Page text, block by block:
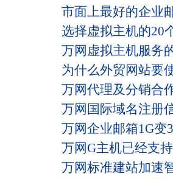
市面上最好的企业
选择虚拟主机的20
万网虚拟主机服务
为什么外贸网站要
万网代理及分销合
万网国际域名注册
万网企业邮箱1G变
万网G主机已经支
万网标准建站加速